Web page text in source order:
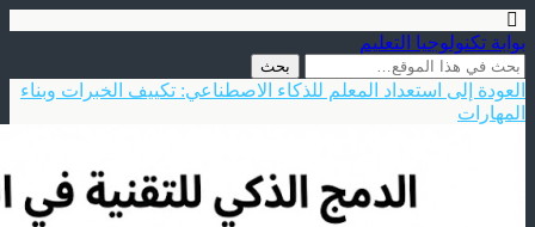
بوابة تكنولوجيا التعليم
العودة إلى استعداد المعلم للذكاء الاصطناعي: تكييف الخبرات وبناء
المهارات